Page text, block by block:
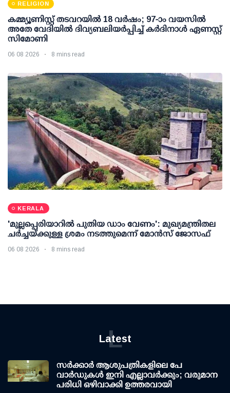
RELIGION
കമ്മ്യൂണിസ്റ്റ് തടവറയില്‍ 18 വര്‍ഷം; 97-ാം വയസില്‍
അതേ വേദിയില്‍ ദിവ്യബലിയര്‍പ്പിച്ച് കര്‍ദിനാള്‍ ഏണസ്റ്റ്
സിമോണി
06 08 2026 8 mins read
KERALA
'മുല്ലപ്പെരിയാറില്‍ പുതിയ ഡാം വേണം': മുഖ്യമന്ത്രിതല
ചര്‍ച്ചയ്ക്കുള്ള ശ്രമം നടത്തുമെന്ന് മോന്‍സ് ജോസഫ്
06 08 2026 8 mins read
Latest
L
സര്‍ക്കാര്‍ ആശുപത്രികളിലെ പേ
വാര്‍ഡുകള്‍ ഇനി എല്ലാവര്‍ക്കും; വരുമാന
പരിധി ഒഴിവാക്കി ഉത്തരവായി